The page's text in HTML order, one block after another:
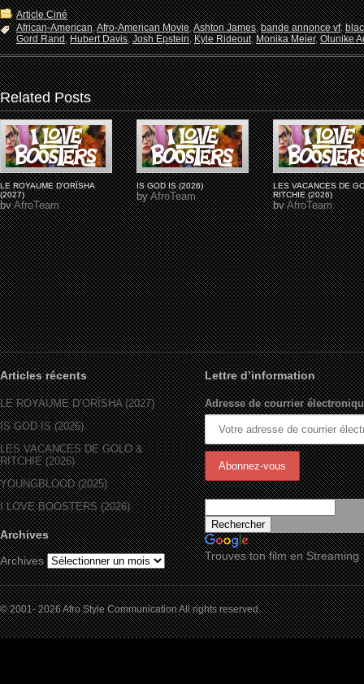
Article Ciné
African-American,Afro-American Movie,Ashton James,bande annonce vf,
Gord Rand,Hubert Davis,Josh Epstein,Kyle Rideout,Monika Meier,Olunike
Related Posts
LE ROYAUME D'ORÏSHA
(2027)
byAfroTeam
IS GOD IS (2026)
byAfroTeam
LES VACANCES DE
RITCHIE (2026)
byAfroTeam
Articles récents
LE ROYAUME D’ORÏSHA (2027)
IS GOD IS (2026)
LES VACANCES DE GOLO &
RITCHIE (2026)
YOUNGBLOOD (2025)
I LOVE BOOSTERS (2026)
Archives
Archives
Lettre d’information
Adresse de courrier
Trouves ton film en Streaming
© 2001- 2026 Afro Style Communication All rights reserved.